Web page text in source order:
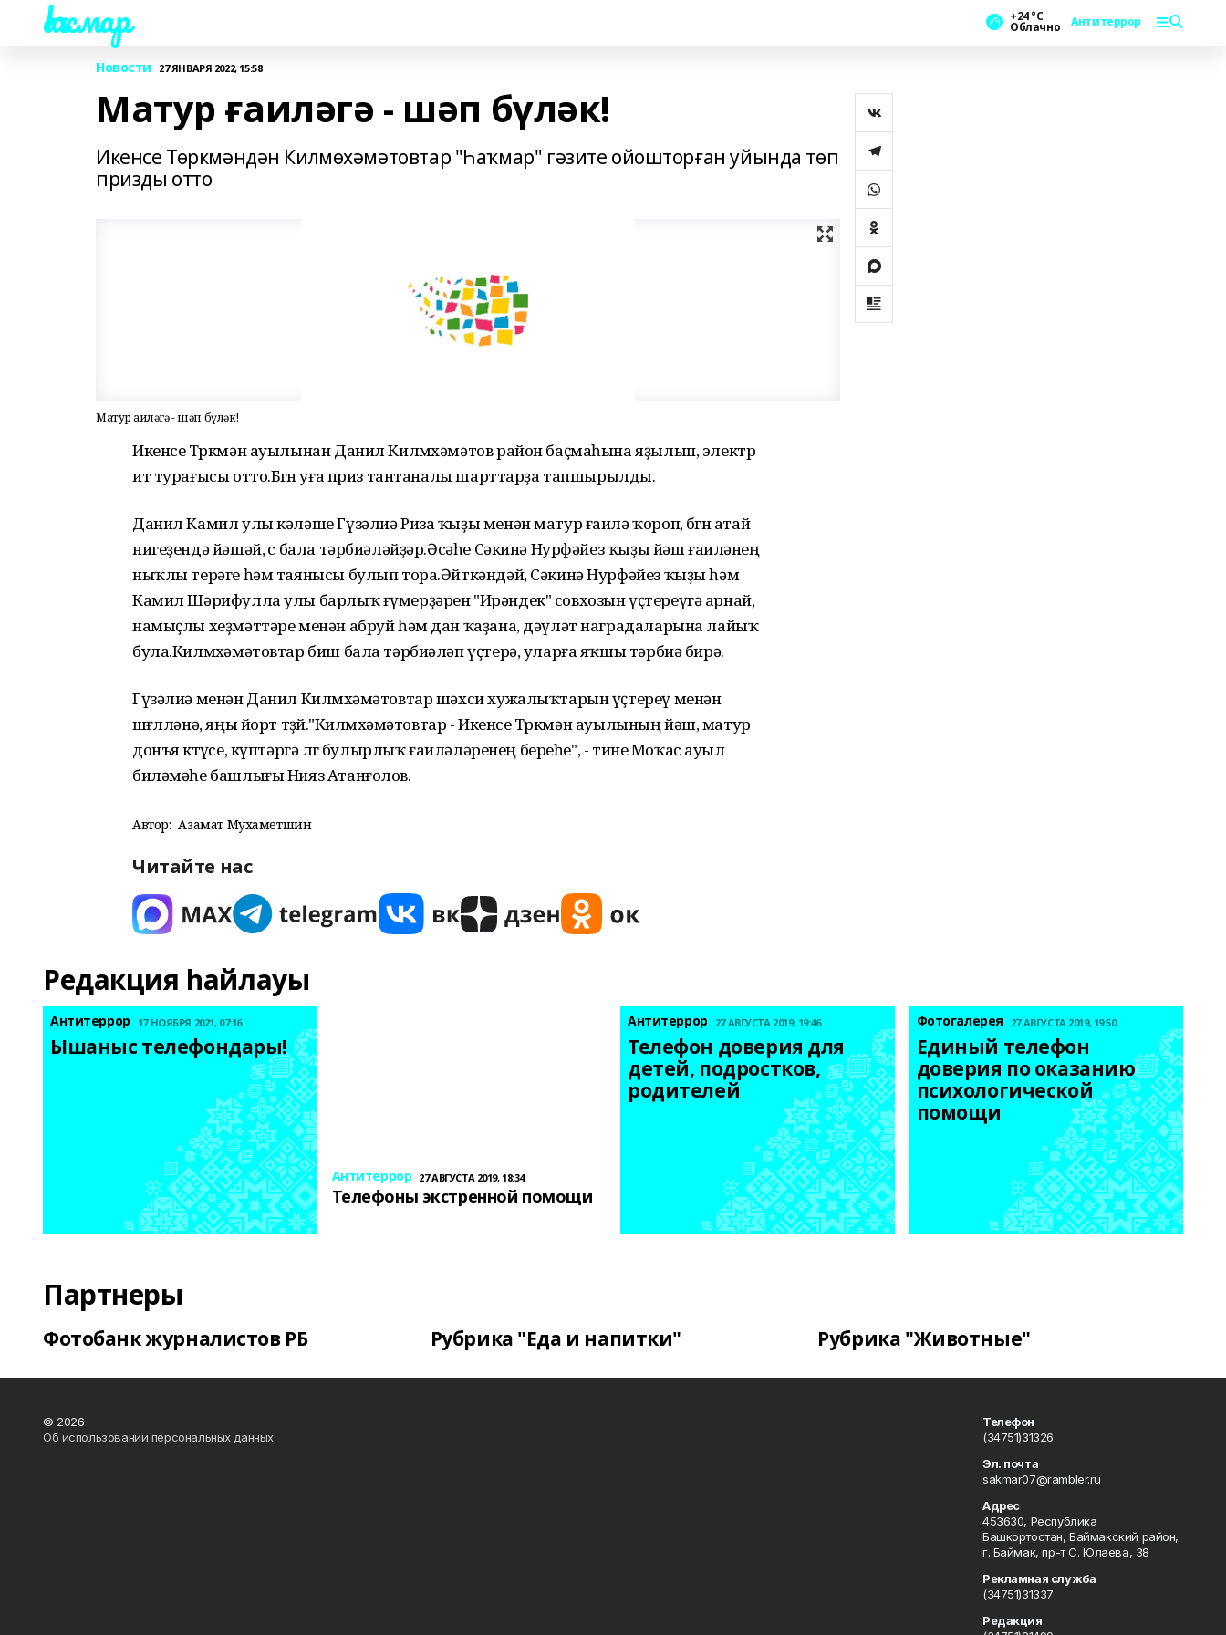
Һаҡмар +24 °С
Облачно Антитеррор
Новости 27 ЯНВАРЯ 2022, 15:58
Матур ғаиләгә - шәп бүләк!
Икенсе Төркмәндән Килмөхәмәтовтар "Һаҡмар" гәзите ойошторған уйында төп
призды отто
Матур ғаиләгә - шәп бүләк!
Икенсе Төркмән ауылынан Данил Килмөхәмәтов район баҫмаһына яҙылып, электр
ит турағысы отто.Бөгөн уға приз тантаналы шарттарҙа тапшырылды.
Данил Камил улы кәләше Гүзәлиә Риза ҡыҙы менән матур ғаилә ҡороп, бөгөн атай
нигеҙендә йәшәй, өс бала тәрбиәләйҙәр.Әсәһе Сәкинә Нурфәйез ҡыҙы йәш ғаиләнең
ныҡлы терәге һәм таянысы булып тора.Әйткәндәй, Сәкинә Нурфәйез ҡыҙы һәм
Камил Шәрифулла улы барлыҡ ғүмерҙәрен "Ирәндек" совхозын үҫтереүгә арнай,
намыҫлы хеҙмәттәре менән абруй һәм дан ҡаҙана, дәүләт наградаларына лайыҡ
була.Килмөхәмәтовтар биш бала тәрбиәләп үҫтерә, уларға яҡшы тәрбиә бирә.
Гүзәлиә менән Данил Килмөхәмәтовтар шәхси хужалыҡтарын үҫтереү менән
шөғөлләнә, яңы йорт төҙөй."Килмөхәмәтовтар - Икенсе Төркмән ауылының йәш, матур
донъя көтөүсе, күптәргә өлгө булырлыҡ ғаиләләренең береһе", - тине Моҡас ауыл
биләмәһе башлығы Нияз Атанғолов.
Автор: Азамат Мухаметшин
Читайте нас
Редакция һайлауы
Антитеррор 17 НОЯБРЯ 2021, 07:16
Ышаныс телефондары!
Антитеррор 27 АВГУСТА 2019, 18:34
Телефоны экстренной помощи
Антитеррор 27 АВГУСТА 2019, 19:46
Телефон доверия для
детей, подростков,
родителей
Фотогалерея 27 АВГУСТА 2019, 19:50
Единый телефон
доверия по оказанию
психологической
помощи
Партнеры
Фотобанк журналистов РБ Рубрика "Еда и напитки" Рубрика "Животные"
© 2026
Об использовании персональных данных
Телефон
(34751)31326
Эл. почта
sakmar07@rambler.ru
Адрес
453630, Республика
Башкортостан, Баймакский район,
г. Баймак, пр-т С. Юлаева, 38
Рекламная служба
(34751)31337
Редакция